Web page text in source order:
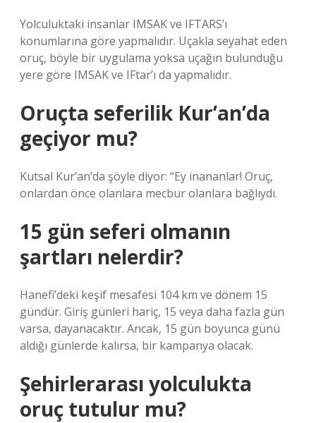
Yolculuktaki insanlar IMSAK ve IFTARS’ı
konumlarına göre yapmalıdır. Uçakla seyahat eden
oruç, böyle bir uygulama yoksa uçağın bulunduğu
yere göre IMSAK ve IFtar’ı da yapmalıdır.
Oruçta seferilik Kur’an’da
geçiyor mu?
Kutsal Kur’an’da şöyle diyor: “Ey inananlar! Oruç,
onlardan önce olanlara mecbur olanlara bağlıydı.
15 gün seferi olmanın
şartları nelerdir?
Hanefi’deki keşif mesafesi 104 km ve dönem 15
gündür. Giriş günleri hariç, 15 veya daha fazla gün
varsa, dayanacaktır. Ancak, 15 gün boyunca günü
aldığı günlerde kalırsa, bir kampanya olacak.
Şehirlerarası yolculukta
oruç tutulur mu?